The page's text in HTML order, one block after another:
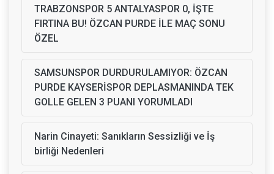
TRABZONSPOR 5 ANTALYASPOR 0, İŞTE
FIRTINA BU! ÖZCAN PURDE İLE MAÇ SONU
ÖZEL
SAMSUNSPOR DURDURULAMIYOR: ÖZCAN
PURDE KAYSERİSPOR DEPLASMANINDA TEK
GOLLE GELEN 3 PUANI YORUMLADI
Narin Cinayeti: Sanıkların Sessizliği ve İş
birliği Nedenleri